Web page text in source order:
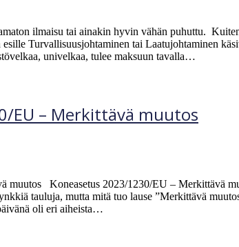
ilmaisu tai ainakin hyvin vähän puhuttu.
Turvallisuusjohtaminen tai Laatujohtaminen
univelkaa, tulee maksuun tavalla…
EU – Merkittävä muutos
muutos Koneasetus 2023/1230/EU – Merkittävä
tauluja, mutta mitä tuo lause ”Merkittävä
oli eri aiheista…